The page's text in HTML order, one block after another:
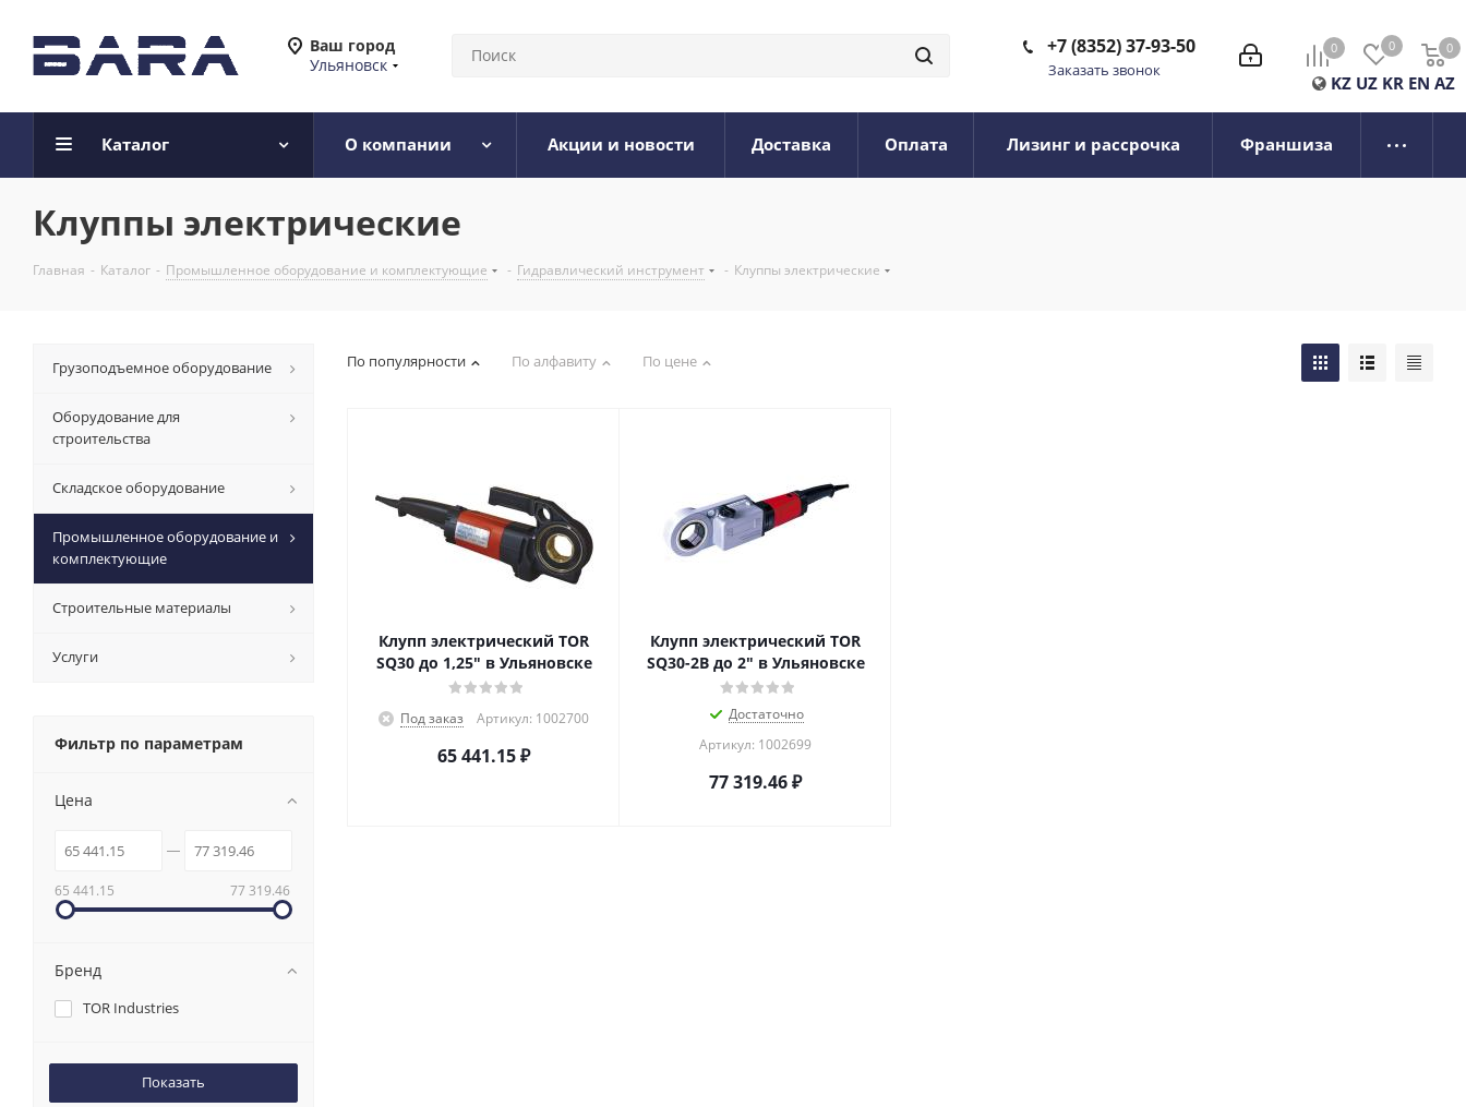
Ваш город
Ульяновск
0 0 0
0
KZ UZ KR EN AZ
+7 (8352) 37-93-50
Заказать звонок
Каталог О компании Акции и новости Доставка Оплата Лизинг и рассрочка Франшиза
Клуппы электрические
Главная - Каталог - Промышленное оборудование и комплектующие - Гидравлический инструмент - Клуппы электрические
По популярности По алфавиту По цене
Клупп электрический TOR
SQ30 до 1,25" в Ульяновске
Под заказ Артикул: 1002700
65 441.15₽
Клупп электрический TOR
SQ30-2B до 2" в Ульяновске
Достаточно
Артикул: 1002699
77 319.46₽
Грузоподъемное оборудование
Оборудование для
строительства
Складское оборудование
Промышленное оборудование и
комплектующие
Строительные материалы
Услуги
Фильтр по параметрам
Цена
65 441.15 77 319.46
Бренд
TOR Industries